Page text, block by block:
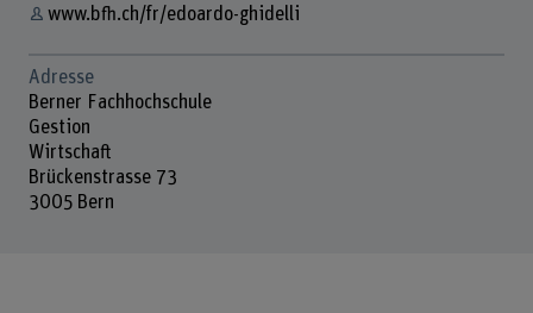
www.bfh.ch/fr/edoardo-ghidelli
Adresse
Berner Fachhochschule
Gestion
Wirtschaft
Brückenstrasse 73
3005 Bern